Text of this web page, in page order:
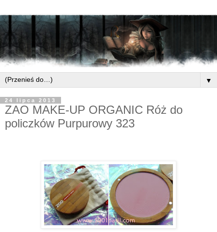
▼
24 lipca 2013
ZAO MAKE-UP ORGANIC Róż do
policzków Purpurowy 323